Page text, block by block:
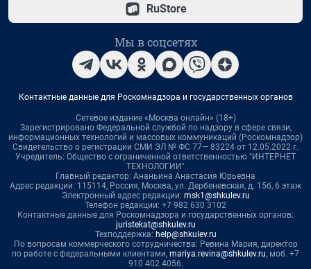
RuStore
Мы в соцсетях
Контактные данные для Роскомнадзора и государственных органов
Сетевое издание «Москва онлайн» (18+)
Зарегистрировано Федеральной службой по надзору в сфере связи,
информационных технологий и массовых коммуникаций (Роскомнадзор)
Свидетельство о регистрации СМИ ЭЛ № ФС 77— 83224 от 12.05.2022 г.
Учредитель: Общество с ограниченной ответственностью "ИНТЕРНЕТ
ТЕХНОЛОГИИ"
Главный редактор: Ананьина Анастасия Юрьевна
Адрес редакции: 115114, Россия, Москва, ул. Дербеневская, д. 15б, 6 этаж
Электронный адрес редакции: msk1@shkulev.ru
Телефон редакции: +7 982 630 3102
Контактные данные для Роскомнадзора и государственных органов:
juristekat@shkulev.ru
Техподдержка: help@shkulev.ru
По вопросам коммерческого сотрудничества: Ревина Мария, директор
по работе с федеральными клиентами, mariya.revina@shkulev.ru, моб. +7
910 402 4056.